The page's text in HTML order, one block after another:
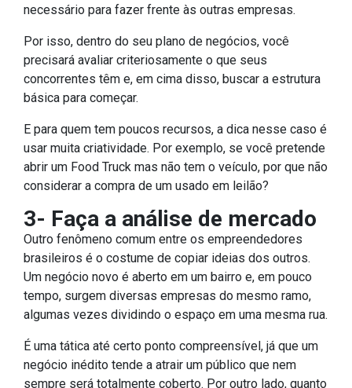
necessário para fazer frente às outras empresas.
Por isso, dentro do seu plano de negócios, você
precisará avaliar criteriosamente o que seus
concorrentes têm e, em cima disso, buscar a estrutura
básica para começar.
E para quem tem poucos recursos, a dica nesse caso é
usar muita criatividade. Por exemplo, se você pretende
abrir um Food Truck mas não tem o veículo, por que não
considerar a compra de um usado em leilão?
3- Faça a análise de mercado
Outro fenômeno comum entre os empreendedores
brasileiros é o costume de copiar ideias dos outros.
Um negócio novo é aberto em um bairro e, em pouco
tempo, surgem diversas empresas do mesmo ramo,
algumas vezes dividindo o espaço em uma mesma rua.
É uma tática até certo ponto compreensível, já que um
negócio inédito tende a atrair um público que nem
sempre será totalmente coberto. Por outro lado, quanto